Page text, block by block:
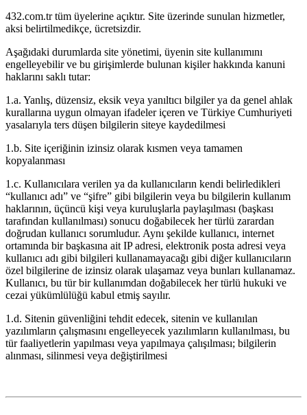
432.com.tr tüm üyelerine açıktır. Site üzerinde sunulan hizmetler,
aksi belirtilmedikçe, ücretsizdir.
Aşağıdaki durumlarda site yönetimi, üyenin site kullanımını
engelleyebilir ve bu girişimlerde bulunan kişiler hakkında kanuni
haklarını saklı tutar:
1.a. Yanlış, düzensiz, eksik veya yanıltıcı bilgiler ya da genel ahlak
kurallarına uygun olmayan ifadeler içeren ve Türkiye Cumhuriyeti
yasalarıyla ters düşen bilgilerin siteye kaydedilmesi
1.b. Site içeriğinin izinsiz olarak kısmen veya tamamen
kopyalanması
1.c. Kullanıcılara verilen ya da kullanıcıların kendi belirledikleri
“kullanıcı adı” ve “şifre” gibi bilgilerin veya bu bilgilerin kullanım
haklarının, üçüncü kişi veya kuruluşlarla paylaşılması (başkası
tarafından kullanılması) sonucu doğabilecek her türlü zarardan
doğrudan kullanıcı sorumludur. Aynı şekilde kullanıcı, internet
ortamında bir başkasına ait IP adresi, elektronik posta adresi veya
kullanıcı adı gibi bilgileri kullanamayacağı gibi diğer kullanıcıların
özel bilgilerine de izinsiz olarak ulaşamaz veya bunları kullanamaz.
Kullanıcı, bu tür bir kullanımdan doğabilecek her türlü hukuki ve
cezai yükümlülüğü kabul etmiş sayılır.
1.d. Sitenin güvenliğini tehdit edecek, sitenin ve kullanılan
yazılımların çalışmasını engelleyecek yazılımların kullanılması, bu
tür faaliyetlerin yapılması veya yapılmaya çalışılması; bilgilerin
alınması, silinmesi veya değiştirilmesi